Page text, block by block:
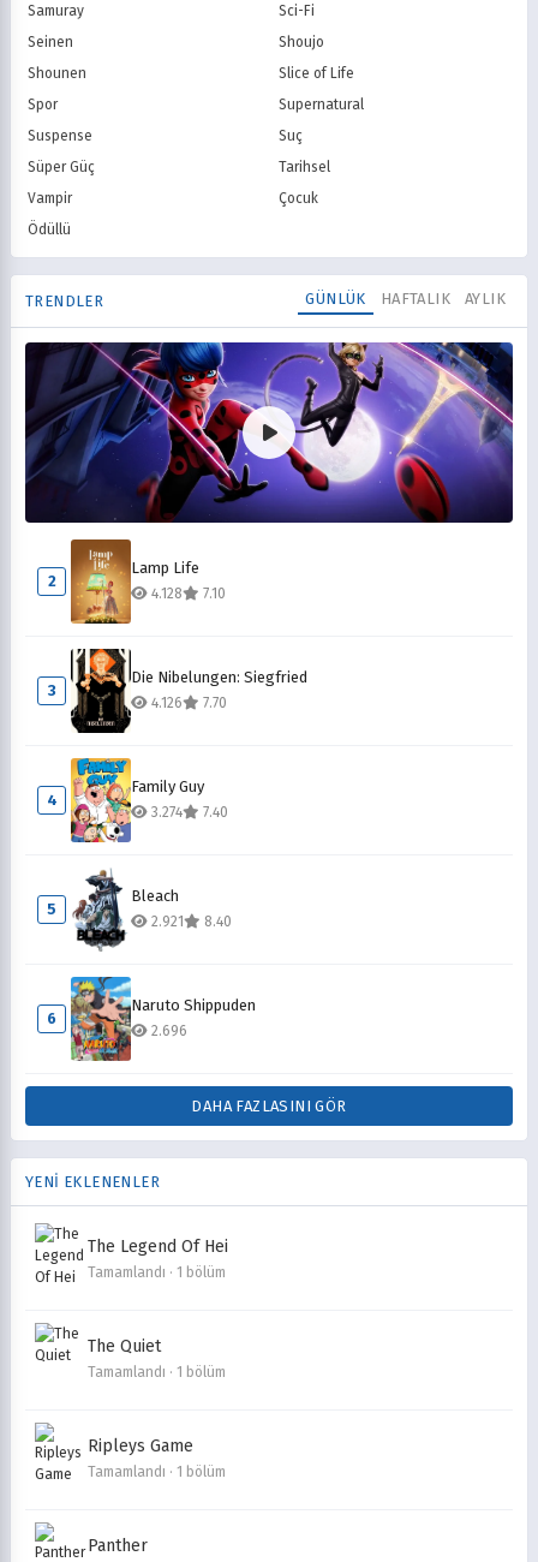
Samuray
Sci-Fi
Seinen
Shoujo
Shounen
Slice of Life
Spor
Supernatural
Suspense
Suç
Süper Güç
Tarihsel
Vampir
Çocuk
Ödüllü
TRENDLER GÜNLÜK HAFTALIK AYLIK
1
Mucize Uğur Böceği ile Kara Kedi
7.073 8.10
2
Lamp Life
4.128 7.10
3
Die Nibelungen: Siegfried
4.126 7.70
4
Family Guy
3.274 7.40
5
Bleach
2.921 8.40
6
Naruto Shippuden
2.696
DAHA FAZLASINI GÖR
YENİ EKLENENLER
The Legend Of Hei
Tamamlandı · 1 bölüm
The Quiet
Tamamlandı · 1 bölüm
Ripleys Game
Tamamlandı · 1 bölüm
Panther